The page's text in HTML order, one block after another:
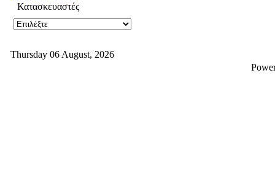
Κατασκευαστές
Thursday 06 August, 2026